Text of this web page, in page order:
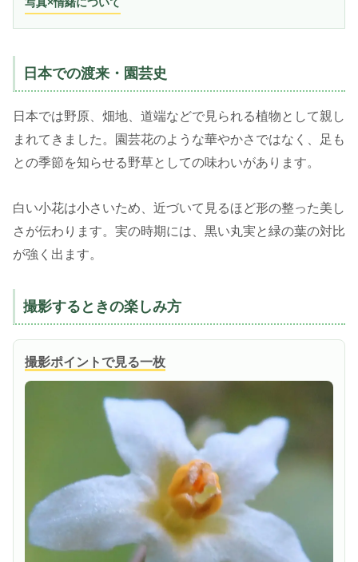
日本での渡来・園芸史
日本では野原、畑地、道端などで見られる植物として親し
まれてきました。園芸花のような華やかさではなく、足も
との季節を知らせる野草としての味わいがあります。
白い小花は小さいため、近づいて見るほど形の整った美し
さが伝わります。実の時期には、黒い丸実と緑の葉の対比
が強く出ます。
撮影するときの楽しみ方
撮影ポイントで見る一枚